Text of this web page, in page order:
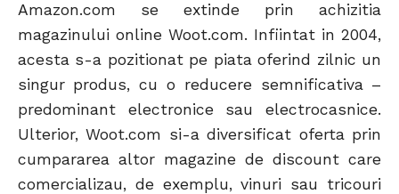
Amazon.com se extinde prin achizitia
magazinului online Woot.com. Infiintat in 2004,
acesta s-a pozitionat pe piata oferind zilnic un
singur produs, cu o reducere semnificativa –
predominant electronice sau electrocasnice.
Ulterior, Woot.com si-a diversificat oferta prin
cumpararea altor magazine de discount care
comercializau, de exemplu, vinuri sau tricouri